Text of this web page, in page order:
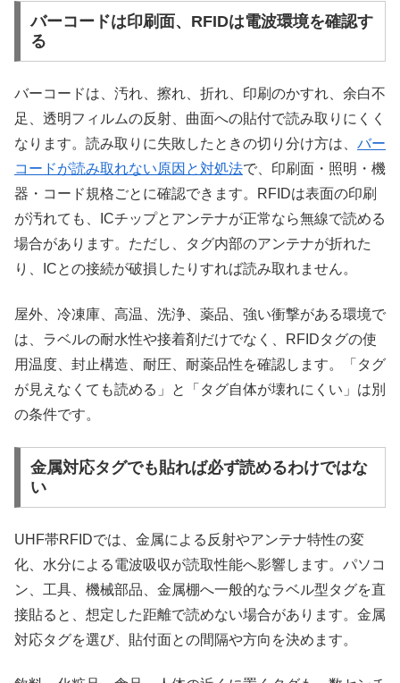
バーコードは印刷面、RFIDは電波環境を確認す
る
バーコードは、汚れ、擦れ、折れ、印刷のかすれ、余白不
足、透明フィルムの反射、曲面への貼付で読み取りにくく
なります。読み取りに失敗したときの切り分け方は、 バー
コードが読み取れない原因と対処法で、印刷面・照明・機
器・コード規格ごとに確認できます。RFIDは表面の印刷
が汚れても、ICチップとアンテナが正常なら無線で読める
場合があります。ただし、タグ内部のアンテナが折れた
り、ICとの接続が破損したりすれば読み取れません。
屋外、冷凍庫、高温、洗浄、薬品、強い衝撃がある環境で
は、ラベルの耐水性や接着剤だけでなく、RFIDタグの使
用温度、封止構造、耐圧、耐薬品性を確認します。「タグ
が見えなくても読める」と「タグ自体が壊れにくい」は別
の条件です。
金属対応タグでも貼れば必ず読めるわけではな
い
UHF帯RFIDでは、金属による反射やアンテナ特性の変
化、水分による電波吸収が読取性能へ影響します。パソコ
ン、工具、機械部品、金属棚へ一般的なラベル型タグを直
接貼ると、想定した距離で読めない場合があります。金属
対応タグを選び、貼付面との間隔や方向を決めます。